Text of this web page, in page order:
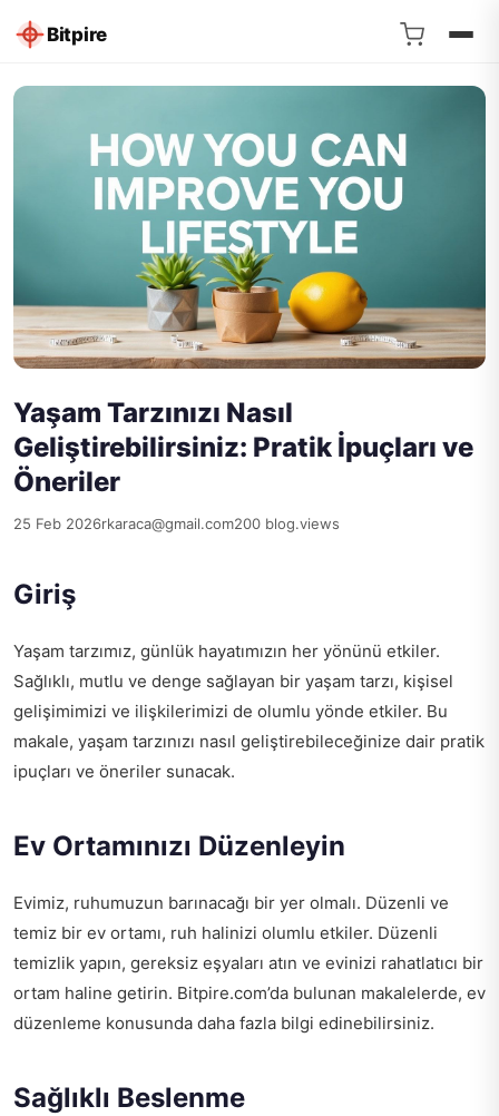
Bitpire
Yaşam Tarzınızı Nasıl
Geliştirebilirsiniz: Pratik İpuçları ve
Öneriler
25 Feb 2026rkaraca@gmail.com200 blog.views
Giriş
Yaşam tarzımız, günlük hayatımızın her yönünü etkiler.
Sağlıklı, mutlu ve denge sağlayan bir yaşam tarzı, kişisel
gelişimimizi ve ilişkilerimizi de olumlu yönde etkiler. Bu
makale, yaşam tarzınızı nasıl geliştirebileceğinize dair pratik
ipuçları ve öneriler sunacak.
Ev Ortamınızı Düzenleyin
Evimiz, ruhumuzun barınacağı bir yer olmalı. Düzenli ve
temiz bir ev ortamı, ruh halinizi olumlu etkiler. Düzenli
temizlik yapın, gereksiz eşyaları atın ve evinizi rahatlatıcı bir
ortam haline getirin. Bitpire.com’da bulunan makalelerde, ev
düzenleme konusunda daha fazla bilgi edinebilirsiniz.
Sağlıklı Beslenme